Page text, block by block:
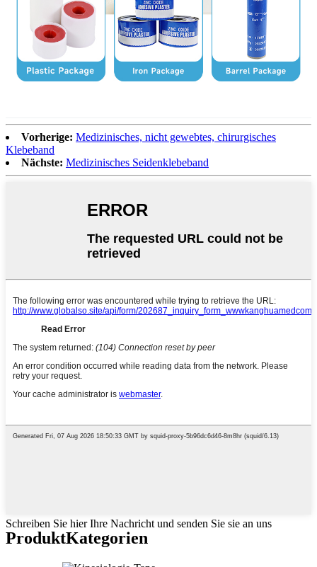
Vorherige: Medizinisches, nicht gewebtes, chirurgisches
Klebeband
Nächste: Medizinisches Seidenklebeband
Schreiben Sie hier Ihre Nachricht und senden Sie sie an uns
ProduktKategorien